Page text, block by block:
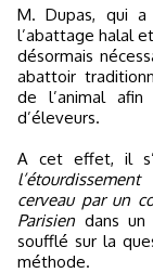
M. Dupas, qui
l’abattage halal
désormais
abattoir
de l’animal
d’éleveurs.
A cet effet, il
cerveau par un
Parisien dans
soufflé sur la
méthode.